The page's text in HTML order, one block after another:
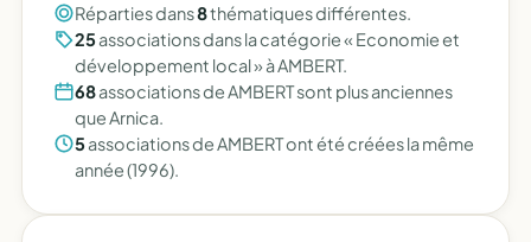
Réparties dans8thématiques différentes.
25associations dans la catégorie « Economie et
développement local » à AMBERT.
68associations de AMBERT sont plus anciennes
que Arnica.
5associations de AMBERT ont été créées la même
année (1996).